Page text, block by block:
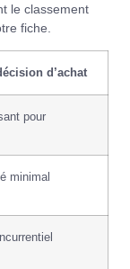
le classement
fiche.
d’achat
pour
minimal